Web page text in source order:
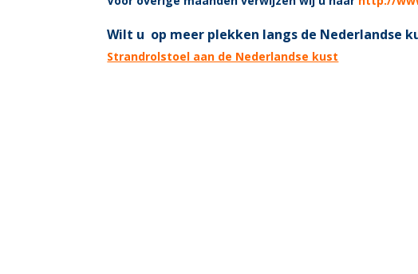
n
Wilt u op meer plekken langs de Nederlandse
Strandrolstoel aan de Nederlandse kust